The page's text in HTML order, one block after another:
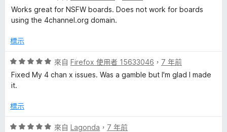
5
分
，
滿
5
價
3
，
分
5
分
Works great for NSFW boards. Does not work for boards
using the 4channel.org domain.
標示
評
價
5
，
分
來自 Firefox 使用者 15633046 ， 7 年前
Fixed My 4 chan x issues. Was a gamble but I'm glad I made
it.
標示
評
來自 Lagonda ， 7 年前